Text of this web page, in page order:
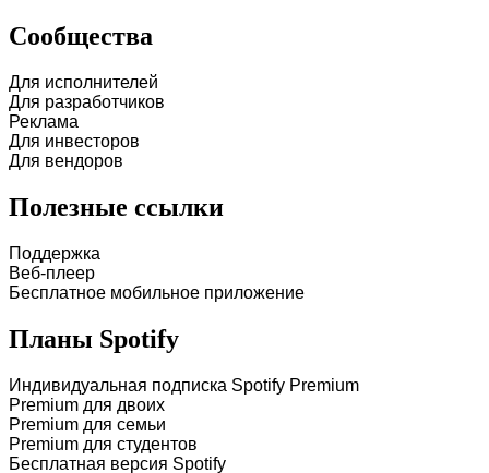
Сообщества
Для исполнителей
Для разработчиков
Реклама
Для инвесторов
Для вендоров
Полезные ссылки
Поддержка
Веб-плеер
Бесплатное мобильное приложение
Планы Spotify
Индивидуальная подписка Spotify Premium
Premium для двоих
Premium для семьи
Premium для студентов
Бесплатная версия Spotify